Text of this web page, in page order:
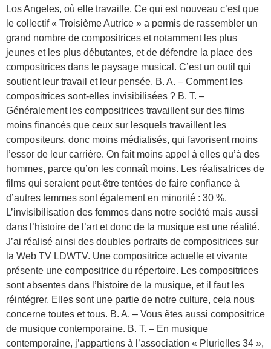
Los Angeles, où elle travaille. Ce qui est nouveau c’est que
le collectif « Troisième Autrice » a permis de rassembler un
grand nombre de compositrices et notamment les plus
jeunes et les plus débutantes, et de défendre la place des
compositrices dans le paysage musical. C’est un outil qui
soutient leur travail et leur pensée. B. A. – Comment les
compositrices sont-elles invisibilisées ? B. T. –
Généralement les compositrices travaillent sur des films
moins financés que ceux sur lesquels travaillent les
compositeurs, donc moins médiatisés, qui favorisent moins
l’essor de leur carrière. On fait moins appel à elles qu’à des
hommes, parce qu’on les connaît moins. Les réalisatrices de
films qui seraient peut-être tentées de faire confiance à
d’autres femmes sont également en minorité : 30 %.
L’invisibilisation des femmes dans notre société mais aussi
dans l’histoire de l’art et donc de la musique est une réalité.
J’ai réalisé ainsi des doubles portraits de compositrices sur
la Web TV LDWTV. Une compositrice actuelle et vivante
présente une compositrice du répertoire. Les compositrices
sont absentes dans l’histoire de la musique, et il faut les
réintégrer. Elles sont une partie de notre culture, cela nous
concerne toutes et tous. B. A. – Vous êtes aussi compositrice
de musique contemporaine. B. T. – En musique
contemporaine, j’appartiens à l’association « Plurielles 34 »,